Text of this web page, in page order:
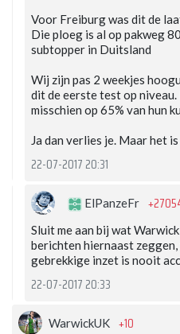
Voor Freiburg was dit de
Die ploeg is al op pakweg
subtopper in Duitsland
Wij zijn pas 2 weekjes
dit de eerste test op niveau.
misschien op 65% van hun
Ja dan verlies je. Maar het
22-07-2017 20:31
ElPanzeFr
Sluit me aan bij wat
berichten hiernaast
gebrekkige inzet is nooit
22-07-2017 20:33
WarwickUK +10